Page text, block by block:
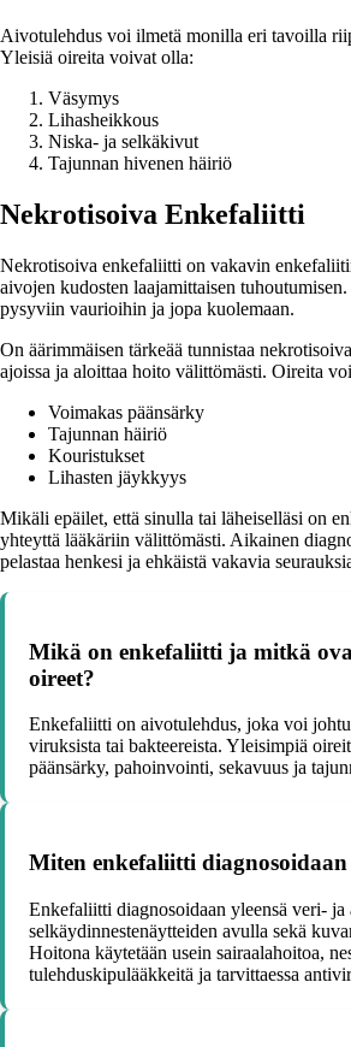
Aivotulehdus voi ilmetä monilla eri tavoilla
Yleisiä oireita voivat olla:
Väsymys
Lihasheikkous
Niska- ja selkäkivut
Tajunnan hivenen häiriö
Nekrotisoiva Enkefaliitti
Nekrotisoiva enkefaliitti on vakavin
aivojen kudosten laajamittaisen
pysyviin vaurioihin ja jopa kuolemaan.
On äärimmäisen tärkeää tunnistaa
ajoissa ja aloittaa hoito välittömästi. Oireita
Voimakas päänsärky
Tajunnan häiriö
Kouristukset
Lihasten jäykkyys
Mikäli epäilet, että sinulla tai läheiselläsi on
yhteyttä lääkäriin välittömästi. Aikainen
pelastaa henkesi ja ehkäistä vakavia
Mikä on enkefaliitti ja mitkä
oireet?
Enkefaliitti on aivotulehdus, joka voi
viruksista tai bakteereista. Yleisimpiä
päänsärky, pahoinvointi, sekavuus ja
Miten enkefaliitti
Enkefaliitti diagnosoidaan yleensä veri- ja
selkäydinnestenäytteiden avulla sekä
Hoitona käytetään usein sairaalahoitoa,
tulehduskipulääkkeitä ja tarvittaessa